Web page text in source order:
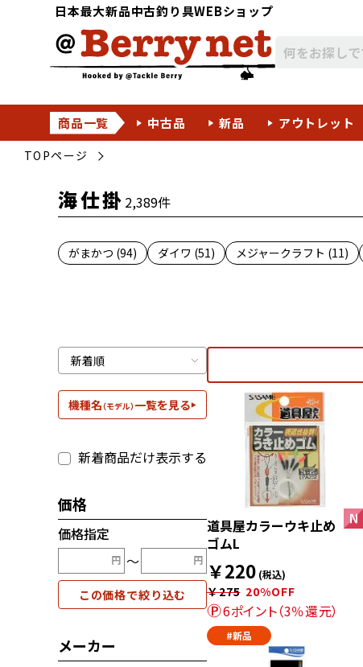
日本最大新品中古釣り具WEBショップ
商品一覧 中古品 新品 アウトレット
TOPページ
海仕掛 2,389件
がまかつ (94) ダイワ (51) メジャークラフト (11)
機種名（モデル）一覧を見る
新着商品だけ表示する
価格
価格指定
〜
この価格で絞り込む
メーカー
道具屋カラーウキ止め
ゴムL
￥220 (税込)
￥275 20%OFF
6ポイント（3％還元）
#新品